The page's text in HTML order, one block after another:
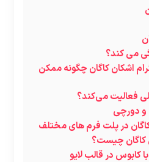
می کند؟
اشکان کاگان چگونه ممکن
فعالیت می‌کند؟
و دورچی
در پلت فرم های مختلف
کاگان چیست؟